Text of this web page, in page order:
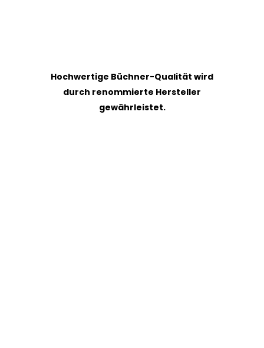
Hochwertige Büchner-Qualität wird
durch renommierte Hersteller
gewährleistet.